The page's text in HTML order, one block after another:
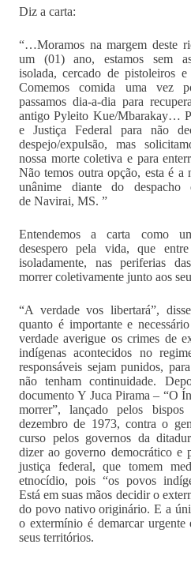
Diz a carta:
“…Moramos na margem deste
um (01) ano, estamos sem
isolada, cercado de pistoleiros
Comemos comida uma vez
passamos dia-a-dia para
antigo Pyleito Kue/Mbarakay…
e Justiça Federal para não
despejo/expulsão, mas
nossa morte coletiva e para
Não temos outra opção, esta é a
unânime diante do despacho
de Navirai, MS. ”
Entendemos a carta como
desespero pela vida, que
isoladamente, nas periferias
morrer coletivamente junto aos
“A verdade vos libertará”,
quanto é importante e
verdade averigue os crimes de
indígenas acontecidos no
responsáveis sejam punidos,
não tenham continuidade.
documento Y Juca Pirama – “O
morrer”, lançado pelos
dezembro de 1973, contra o
curso pelos governos da
dizer ao governo democrático e
justiça federal, que tomem
etnocídio, pois “os povos
Está em suas mãos decidir o
do povo nativo originário. E a
o extermínio é demarcar urgente
seus territórios.